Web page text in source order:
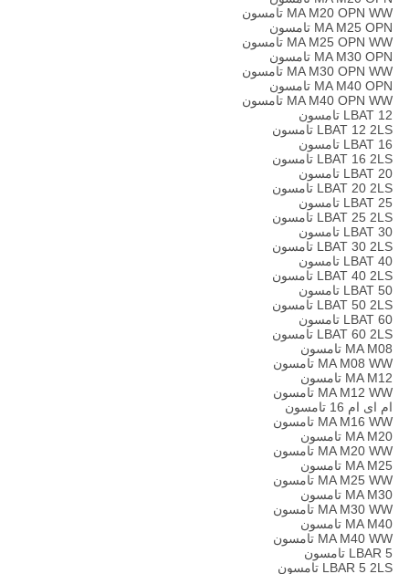
MA M20 OPN WW تامسون
MA M25 OPN تامسون
MA M25 OPN WW تامسون
MA M30 OPN تامسون
MA M30 OPN WW تامسون
MA M40 OPN تامسون
MA M40 OPN WW تامسون
LBAT 12 تامسون
LBAT 12 2LS تامسون
LBAT 16 تامسون
LBAT 16 2LS تامسون
LBAT 20 تامسون
LBAT 20 2LS تامسون
LBAT 25 تامسون
LBAT 25 2LS تامسون
LBAT 30 تامسون
LBAT 30 2LS تامسون
LBAT 40 تامسون
LBAT 40 2LS تامسون
LBAT 50 تامسون
LBAT 50 2LS تامسون
LBAT 60 تامسون
LBAT 60 2LS تامسون
MA M08 تامسون
MA M08 WW تامسون
MA M12 تامسون
MA M12 WW تامسون
ام ای ام 16 تامسون
MA M16 WW تامسون
MA M20 تامسون
MA M20 WW تامسون
MA M25 تامسون
MA M25 WW تامسون
MA M30 تامسون
MA M30 WW تامسون
MA M40 تامسون
MA M40 WW تامسون
LBAR 5 تامسون
LBAR 5 2LS تامسون